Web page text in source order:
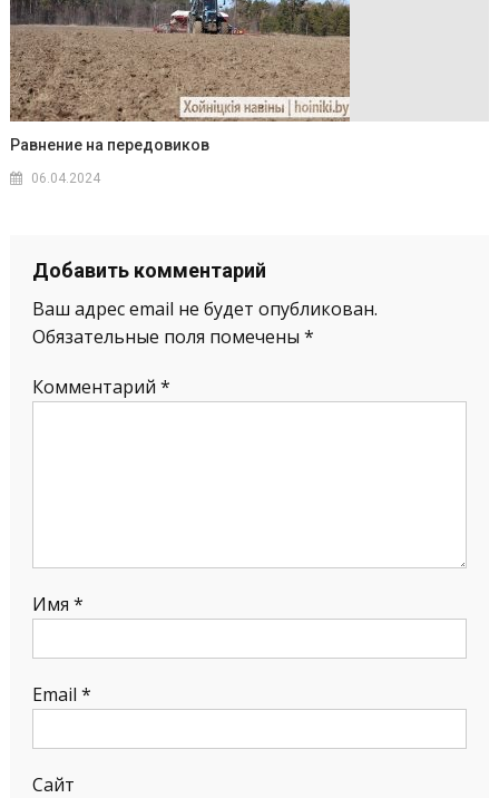
Равнение на передовиков
06.04.2024
Добавить комментарий
Ваш адрес email не будет опубликован.
Обязательные поля помечены *
Комментарий *
Имя *
Email *
Сайт